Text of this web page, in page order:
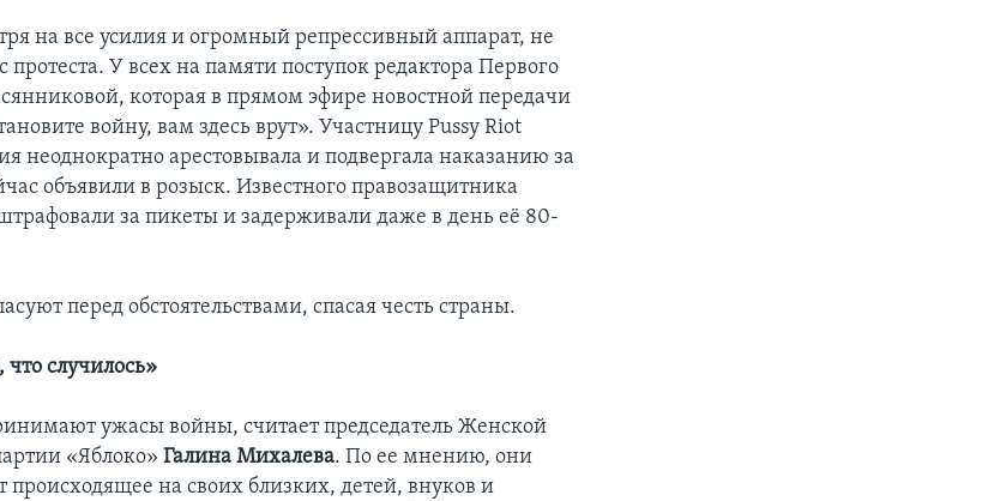
на все усилия и огромный репрессивный аппарат, не
протеста. У всех на памяти поступок редактора Первого
которая в прямом эфире новостной передачи
войну, вам здесь врут». Участницу Pussy Riot
неоднократно арестовывала и подвергала наказанию за
объявили в розыск. Известного правозащитника
за пикеты и задерживали даже в день её 80-
перед обстоятельствами, спасая честь страны.
случилось»
ужасы войны, считает председатель Женской
«Яблоко»Галина Михалева. По ее мнению, они
происходящее на своих близких, детей, внуков и